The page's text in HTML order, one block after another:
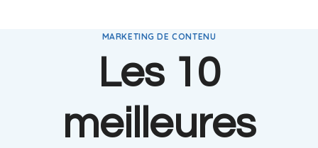
MARKETING DE CONTENU
Les 10
meilleures